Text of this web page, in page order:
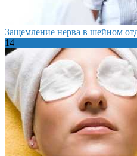
Защемление нерва в шейном
14